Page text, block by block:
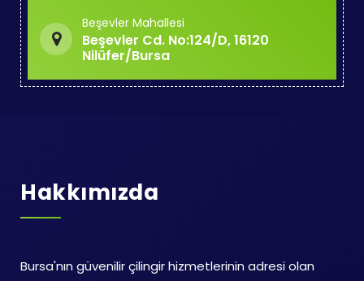
Beşevler Mahallesi
Beşevler Cd. No:124/D, 16120
Nilüfer/Bursa
Hakkımızda
Bursa'nın güvenilir çilingir hizmetlerinin adresi olan